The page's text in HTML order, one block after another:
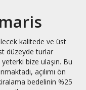
kalitede ve üst
düzeyde turlar
bize ulaşın. Bu
açılımı ön
bedelinin %25